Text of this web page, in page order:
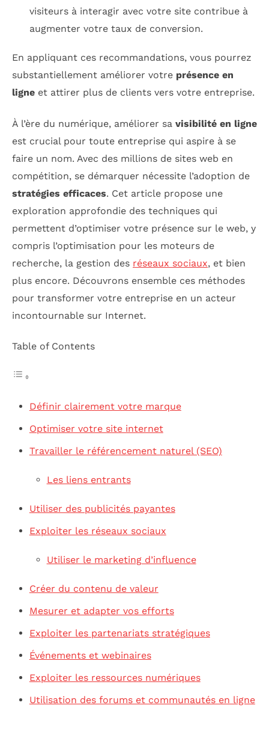
visiteurs à interagir avec votre site contribue à
augmenter votre taux de conversion.
En appliquant ces recommandations, vous pourrez
substantiellement améliorer votre présence en
ligne et attirer plus de clients vers votre entreprise.
À l’ère du numérique, améliorer sa visibilité en ligne
est crucial pour toute entreprise qui aspire à se
faire un nom. Avec des millions de sites web en
compétition, se démarquer nécessite l’adoption de
stratégies efficaces. Cet article propose une
exploration approfondie des techniques qui
permettent d’optimiser votre présence sur le web, y
compris l’optimisation pour les moteurs de
recherche, la gestion des réseaux sociaux, et bien
plus encore. Découvrons ensemble ces méthodes
pour transformer votre entreprise en un acteur
incontournable sur Internet.
Table of Contents
Définir clairement votre marque
Optimiser votre site internet
Travailler le référencement naturel (SEO)
Les liens entrants
Utiliser des publicités payantes
Exploiter les réseaux sociaux
Utiliser le marketing d’influence
Créer du contenu de valeur
Mesurer et adapter vos efforts
Exploiter les partenariats stratégiques
Événements et webinaires
Exploiter les ressources numériques
Utilisation des forums et communautés en ligne